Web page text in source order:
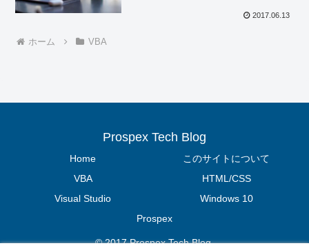
2017.06.13
ホーム VBA
Prospex Tech Blog
Home
このサイトについて
VBA
HTML/CSS
Visual Studio
Windows 10
Prospex
© 2017 Prospex Tech Blog.